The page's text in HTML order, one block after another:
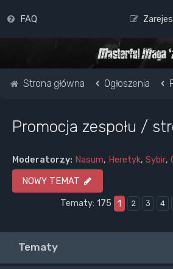
FAQ
Strona główna Ogłoszenia
Promocja zespołu /
Moderatorzy: Nasum, Heretyk, Sybir,
NOWY TEMAT
Tematy: 175
1 2 3 4
Tematy